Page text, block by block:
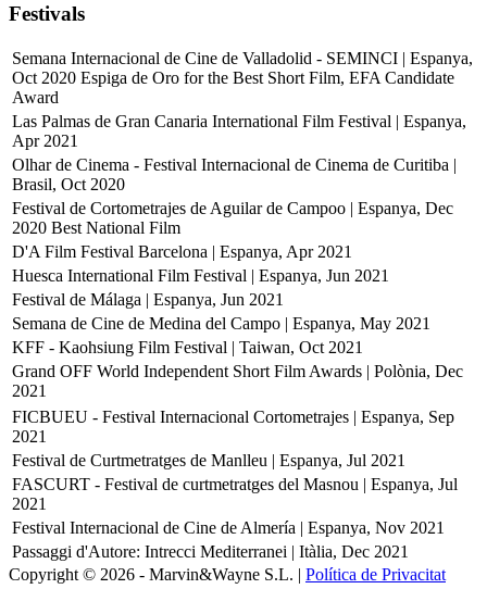
Festivals
Semana Internacional de Cine de Valladolid - SEMINCI | Espanya,
Oct 2020 Espiga de Oro for the Best Short Film, EFA Candidate
Award
Las Palmas de Gran Canaria International Film Festival | Espanya,
Apr 2021
Olhar de Cinema - Festival Internacional de Cinema de Curitiba |
Brasil, Oct 2020
Festival de Cortometrajes de Aguilar de Campoo | Espanya, Dec
2020 Best National Film
D'A Film Festival Barcelona | Espanya, Apr 2021
Huesca International Film Festival | Espanya, Jun 2021
Festival de Málaga | Espanya, Jun 2021
Semana de Cine de Medina del Campo | Espanya, May 2021
KFF - Kaohsiung Film Festival | Taiwan, Oct 2021
Grand OFF World Independent Short Film Awards | Polònia, Dec
2021
FICBUEU - Festival Internacional Cortometrajes | Espanya, Sep
2021
Festival de Curtmetratges de Manlleu | Espanya, Jul 2021
FASCURT - Festival de curtmetratges del Masnou | Espanya, Jul
2021
Festival Internacional de Cine de Almería | Espanya, Nov 2021
Passaggi d'Autore: Intrecci Mediterranei | Itàlia, Dec 2021
Copyright © 2026 - Marvin&Wayne S.L. | Política de Privacitat